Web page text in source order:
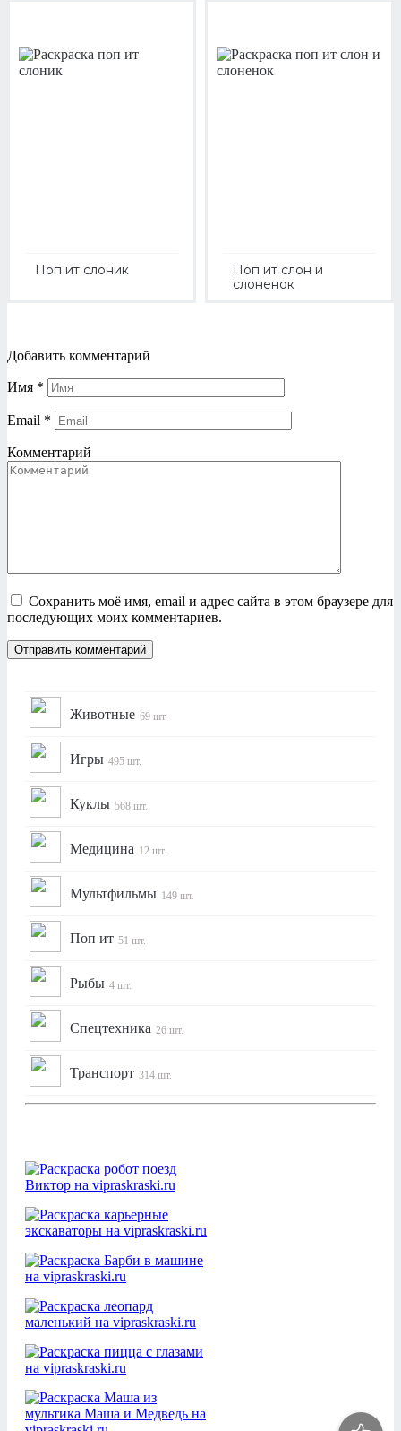
Поп ит слоник
Поп ит слон и
слоненок
Добавить комментарий
Имя *
Email *
Комментарий
Сохранить моё имя, email и адрес сайта в этом браузере для
последующих моих комментариев.
Животные 69 шт.
Игры 495 шт.
Куклы 568 шт.
Медицина 12 шт.
Мультфильмы 149 шт.
Поп ит 51 шт.
Рыбы 4 шт.
Спецтехника 26 шт.
Транспорт 314 шт.